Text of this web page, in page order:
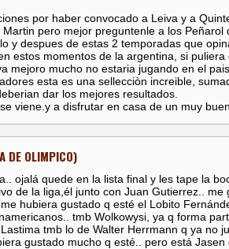
por haber convocado a Leiva y a
pero mejor preguntenle a los Peñarol
y despues de estas 2 temporadas que
estos momentos de la argentina, si puliera
mejoro mucho no estaria jugando en el
esta es una sellecciòn increible,
dar los mejores resultados.
viene.y a disfrutar en casa de un muy
DE OLIMPICO)
ojalá quede en la lista final y les tape la
de la liga,él junto con Juan Gutierrez.. me
hubiera gustado q esté el Lobito
tmb Wolkowysi, ya q forma
tmb lo de Walter Herrmann q ya no
gustado mucho q esté.. pero está Jasen